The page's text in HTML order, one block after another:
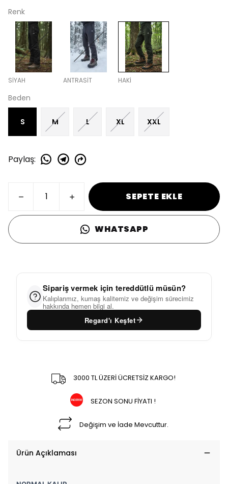
Renk
SİYAH ANTRASİT HAKİ
Beden
S M L XL XXL
Paylaş:
SEPETE EKLE
WHATSAPP
Sipariş vermek için tereddütlü müsün?
Kalıplarımız, kumaş kalitemiz ve değişim sürecimiz
hakkında hemen bilgi al.
Regard'ı Keşfet
3000 TL ÜZERİ ÜCRETSİZ KARGO!
SEZON SONU FİYATI !
Değişim ve İade Mevcuttur.
Ürün Açıklaması